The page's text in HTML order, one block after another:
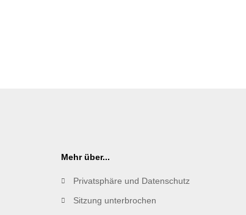
Mehr über...
Privatsphäre und Datenschutz
Sitzung unterbrochen